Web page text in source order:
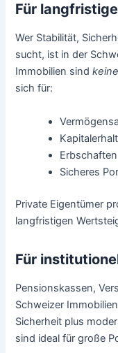
Für
Wer Stabilität,
sucht, ist in der
Immobilien sindkeine
sich für:
Kapitalerhalt
Erbschaften
Sicheres
Private Eigentümer
langfristigen
Für
Pensionskassen,
Schweizer
Sicherheit plus
sind ideal für große